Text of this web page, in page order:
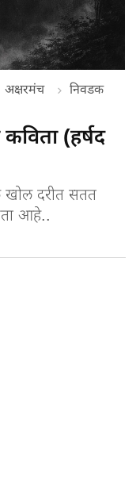
अक्षरमंच
निवडक
(हर्षद
खोल दरीत सतत
आहे..